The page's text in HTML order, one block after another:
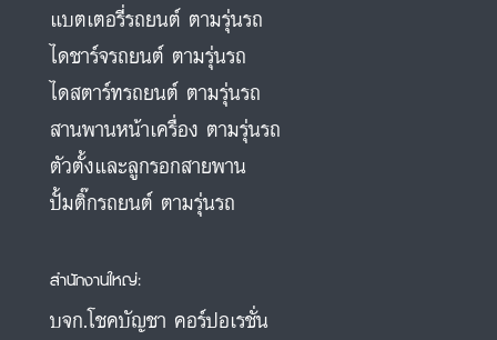
แบตเตอรี่รถยนต์ ตามรุ่นรถ
ไดชาร์จรถยนต์ ตามรุ่นรถ
ไดสตาร์ทรถยนต์ ตามรุ่นรถ
สานพานหน้าเครื่อง ตามรุ่นรถ
ตัวตั้งและลูกรอกสายพาน
ปั้มติ๊กรถยนต์ ตามรุ่นรถ
สำนักงานใหญ่:
บจก.โชคบัญชา คอร์ปอเรชั่น